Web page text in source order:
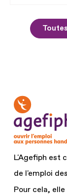
L'Agefiph est
de l'emploi des
Pour cela,